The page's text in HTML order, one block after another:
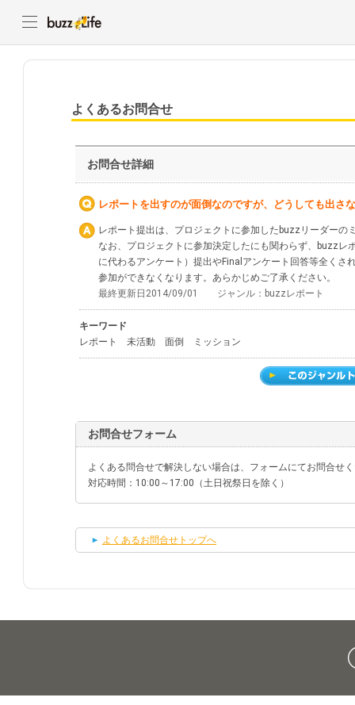
よくあるお問合せ
お問合せ詳細
レポートを出すのが面倒なのですが、どうしても出さ
レポート提出は、プロジェクトに参加したbuzzリーダーの
なお、プロジェクトに参加決定したにも関わらず、buzz
に代わるアンケート）提出やFinalアンケート回答等全くさ
参加ができなくなります。あらかじめご了承ください。
最終更新日2014/09/01 ジャンル：buzzレポート
キーワード
レポート 未活動 面倒 ミッション
お問合せフォーム
よくある問合せで解決しない場合は、フォームにてお問合せ
対応時間：10:00～17:00（土日祝祭日を除く）
よくあるお問合せトップへ